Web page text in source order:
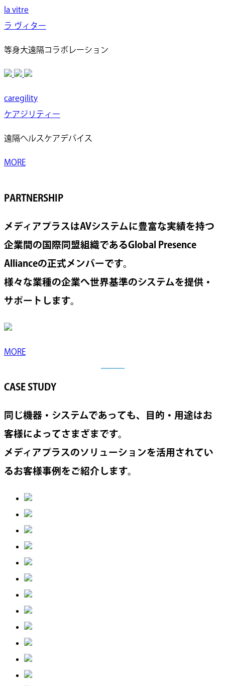
la vitre
ラ ヴィター
等身大遠隔コラボレーション
caregility
ケアジリティー
遠隔ヘルスケアデバイス
MORE
PARTNERSHIP
メディアプラスはAVシステムに豊富な実績を持つ
企業間の国際同盟組織であるGlobal Presence
Allianceの正式メンバーです。
様々な業種の企業へ世界基準のシステムを提供・
サポートします。
MORE
CASE STUDY
同じ機器・システムであっても、目的・用途はお
客様によってさまざまです。
メディアプラスのソリューションを活用されてい
るお客様事例をご紹介します。